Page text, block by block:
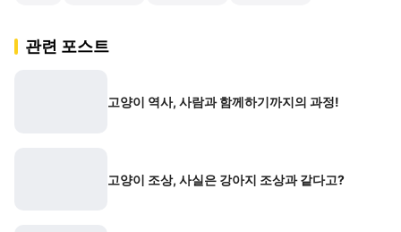
관련 포스트
고양이 역사, 사람과 함께하기까지의 과정!
고양이 조상, 사실은 강아지 조상과 같다고?